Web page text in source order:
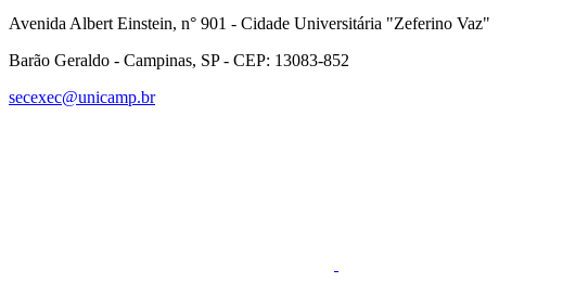
Avenida Albert Einstein, n° 901 - Cidade Universitária "Zeferino Vaz"
Barão Geraldo - Campinas, SP - CEP: 13083-852
secexec@unicamp.br